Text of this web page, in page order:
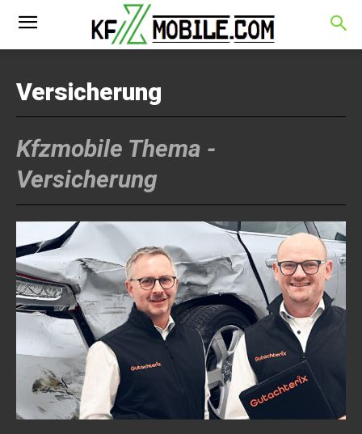
Versicherung
Kfzmobile Thema -
Versicherung